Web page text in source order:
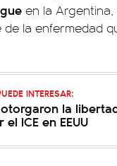
en la
la enfermedad
INTERESAR:
la
el ICE en EEUU